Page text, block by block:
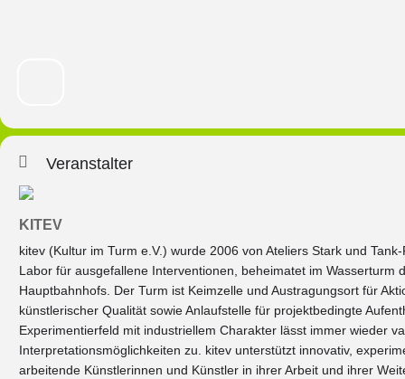
Veranstalter
KITEV
kitev (Kultur im Turm e.V.) wurde 2006 von Ateliers Stark und
Labor für ausgefallene Interventionen, beheimatet im Wasserturm
Hauptbahnhofs. Der Turm ist Keimzelle und Austragungsort für
künstlerischer Qualität sowie Anlaufstelle für projektbedingte
Experimentierfeld mit industriellem Charakter lässt immer wieder
Interpretationsmöglichkeiten zu. kitev unterstützt innovativ,
arbeitende Künstlerinnen und Künstler in ihrer Arbeit und ihrer